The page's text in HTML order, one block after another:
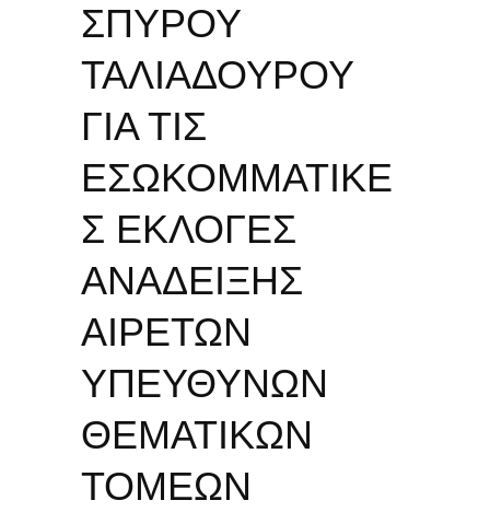
ΣΠΥΡΟΥ
ΤΑΛΙΑΔΟΥΡΟΥ
ΓΙΑ ΤΙΣ
ΕΣΩΚΟΜΜΑΤΙΚΕ
Σ ΕΚΛΟΓΕΣ
ΑΝΑΔΕΙΞΗΣ
ΑΙΡΕΤΩΝ
ΥΠΕΥΘΥΝΩΝ
ΘΕΜΑΤΙΚΩΝ
ΤΟΜΕΩΝ